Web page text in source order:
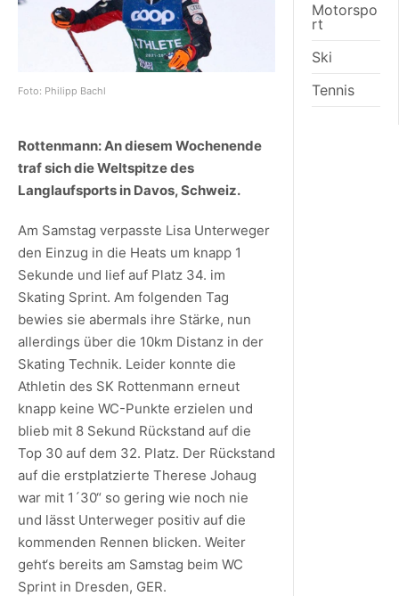
Foto: Philipp Bachl
Rottenmann: An diesem Wochenende
traf sich die Weltspitze des
Langlaufsports in Davos, Schweiz.
Am Samstag verpasste Lisa Unterweger
den Einzug in die Heats um knapp 1
Sekunde und lief auf Platz 34. im
Skating Sprint. Am folgenden Tag
bewies sie abermals ihre Stärke, nun
allerdings über die 10km Distanz in der
Skating Technik. Leider konnte die
Athletin des SK Rottenmann erneut
knapp keine WC-Punkte erzielen und
blieb mit 8 Sekund Rückstand auf die
Top 30 auf dem 32. Platz. Der Rückstand
auf die erstplatzierte Therese Johaug
war mit 1´30“ so gering wie noch nie
und lässt Unterweger positiv auf die
kommenden Rennen blicken. Weiter
geht‘s bereits am Samstag beim WC
Sprint in Dresden, GER.
Motorspo
rt
Ski
Tennis